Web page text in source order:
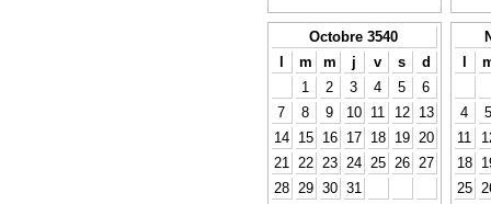
Octobre 3540
l
m m j v s
d
1
2 3 4 5
6
7
8 9 10 11 12
13
14
15 16 17 18 19
20
21
22 23 24 25 26
27
28
29 30 31
l
4
5
11
18
25